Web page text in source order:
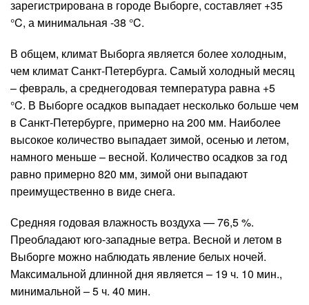
зарегистрирована в городе Выборге, составляет +35
°C, а минимальная -38 °C.
В общем, климат Выборга является более холодным,
чем климат Санкт-Петербурга. Самый холодный месяц
– февраль, а среднегодовая температура равна +5
°C. В Выборге осадков выпадает несколько больше чем
в Санкт-Петербурге, примерно на 200 мм. Наиболее
высокое количество выпадает зимой, осенью и летом,
намного меньше – весной. Количество осадков за год
равно примерно 820 мм, зимой они выпадают
преимущественно в виде снега.
Средняя годовая влажность воздуха — 76,5 %.
Преобладают юго-западные ветра. Весной и летом в
Выборге можно наблюдать явление белых ночей.
Максимальной длинной дня является – 19 ч. 10 мин.,
минимальной – 5 ч. 40 мин.